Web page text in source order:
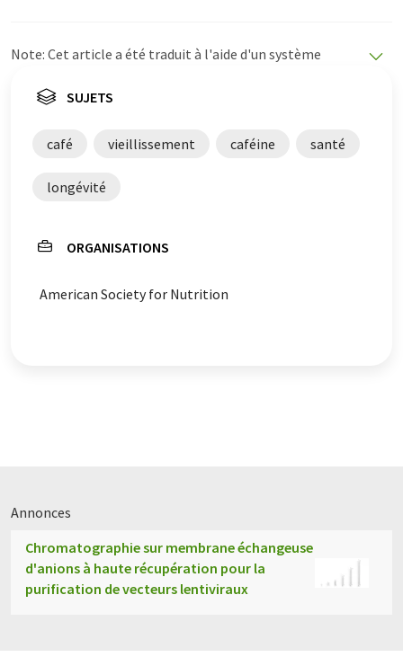
Note: Cet article a été traduit à l'aide d'un système
propose ces traductions automatiques pour présenter
été traduit avec traduction automatique, il est possible
de grammaire. L'article original dans Anglais peut être
.
SUJETS
café vieillissement caféine santé
longévité
ORGANISATIONS
American Society for Nutrition
Annonces
Chromatographie sur membrane échangeuse
d'anions à haute récupération pour la
purification de vecteurs lentiviraux